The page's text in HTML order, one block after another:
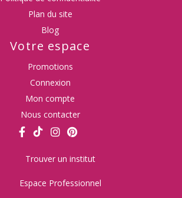
Plan du site
Blog
Votre espace
Promotions
Connexion
Mon compte
Nous contacter
Trouver un institut
Espace Professionnel